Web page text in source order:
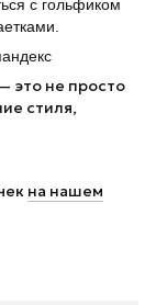
с гольфиком
это не просто
стиля,
на нашем